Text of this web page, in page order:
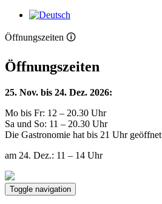
Öffnungszeiten 🛈
Öffnungszeiten
25. Nov. bis 24. Dez. 2026:
Mo bis Fr: 12 – 20.30 Uhr
Sa und So: 11 – 20.30 Uhr
Die Gastronomie hat bis 21 Uhr geöffnet
am 24. Dez.: 11 – 14 Uhr
Toggle navigation